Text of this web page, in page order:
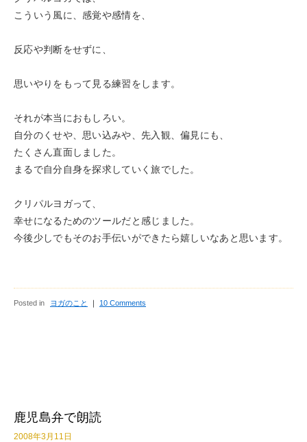
こういう風に、感覚や感情を、
反応や判断をせずに、
思いやりをもって見る練習をします。
それが本当におもしろい。
自分のくせや、思い込みや、先入観、偏見にも、
たくさん直面しました。
まるで自分自身を探求していく旅でした。
クリパルヨガって、
幸せになるためのツールだと感じました。
今後少しでもそのお手伝いができたら嬉しいなあと思います。
Posted in ヨガのこと ｜ 10 Comments
鹿児島弁で朗読
2008年3月11日